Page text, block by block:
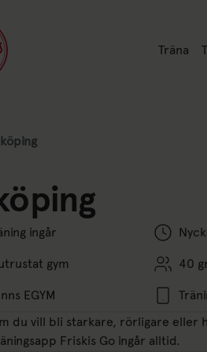
Länk till:
Träna
av nuvarande position på
ingår
gym 40
EGYM
du vill bli starkare, rörligare eller
Friskis Go ingår alltid.